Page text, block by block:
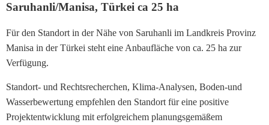
Kann
Man
Blackjack
Online
Spielen
Saruhanli/Manisa, Türkei ca 25 ha
Für den Standort in der Nähe von Saruhanli im Landkreis Provinz
Manisa in der Türkei steht eine Anbaufläche von ca. 25 ha zur
Verfügung.
Standort- und Rechtsrecherchen, Klima-Analysen, Boden-und
Wasserbewertung empfehlen den Standort für eine positive
Projektentwicklung mit erfolgreichem planungsgemäßem